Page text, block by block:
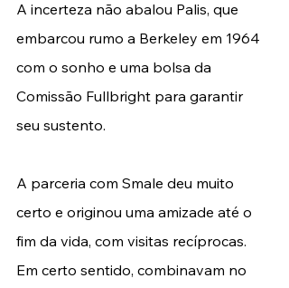
A incerteza não abalou Palis, que
embarcou rumo a Berkeley em 1964
com o sonho e uma bolsa da
Comissão Fullbright para garantir
seu sustento.
A parceria com Smale deu muito
certo e originou uma amizade até o
fim da vida, com visitas recíprocas.
Em certo sentido, combinavam no